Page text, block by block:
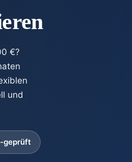
€?
und
geprüft